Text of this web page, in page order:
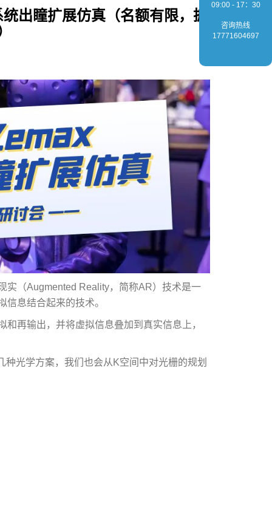
出瞳扩展仿真（名额有限，抓
实（Augmented Reality，简称AR）技术是一
息结合起来的技术。
再输出，并将虚拟信息叠加到真实信息上，
光学方案，我们也会从K空间中对光栅的规划
09:00 - 17：30
咨询热线
17771604697